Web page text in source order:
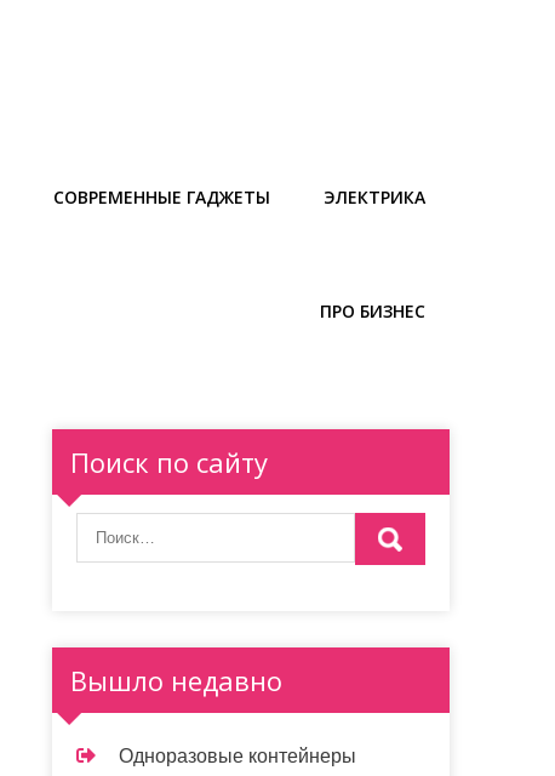
СОВРЕМЕННЫЕ ГАДЖЕТЫ ЭЛЕКТРИКА
ПРО БИЗНЕС
Поиск по сайту
Вышло недавно
Одноразовые контейнеры